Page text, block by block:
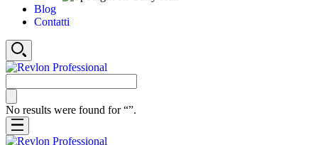
Blog
Contatti
No results were found for “”.